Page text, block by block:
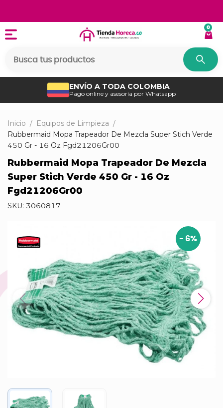
0
ENVÍO A TODA COLOMBIA
Pago online y asesoría por Whatsapp
Inicio / Equipos de Limpieza /
Rubbermaid Mopa Trapeador De Mezcla Super Stich Verde
450 Gr - 16 Oz Fgd21206Gr00
Rubbermaid Mopa Trapeador De Mezcla
Super Stich Verde 450 Gr - 16 Oz
Fgd21206Gr00
SKU: 3060817
- 6%